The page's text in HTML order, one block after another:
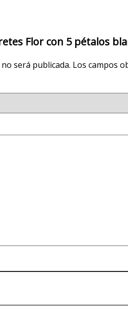
Flor con 5 pétalos
será publicada. Los campos